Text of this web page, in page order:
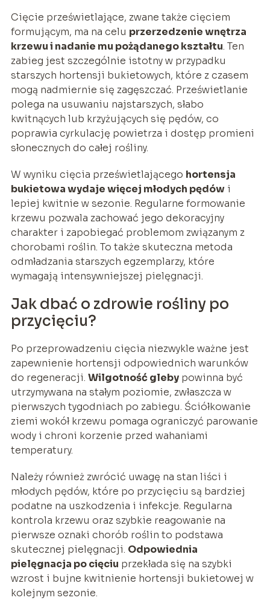
Cięcie prześwietlające, zwane także cięciem
formującym, ma na celu przerzedzenie wnętrza
krzewu i nadanie mu pożądanego kształtu. Ten
zabieg jest szczególnie istotny w przypadku
starszych hortensji bukietowych, które z czasem
mogą nadmiernie się zagęszczać. Prześwietlanie
polega na usuwaniu najstarszych, słabo
kwitnących lub krzyżujących się pędów, co
poprawia cyrkulację powietrza i dostęp promieni
słonecznych do całej rośliny.
W wyniku cięcia prześwietlającego hortensja
bukietowa wydaje więcej młodych pędówi
lepiej kwitnie w sezonie. Regularne formowanie
krzewu pozwala zachować jego dekoracyjny
charakter i zapobiegać problemom związanym z
chorobami roślin. To także skuteczna metoda
odmładzania starszych egzemplarzy, które
wymagają intensywniejszej pielęgnacji.
Jak dbać o zdrowie rośliny po
przycięciu?
Po przeprowadzeniu cięcia niezwykle ważne jest
zapewnienie hortensji odpowiednich warunków
do regeneracji. Wilgotność glebypowinna być
utrzymywana na stałym poziomie, zwłaszcza w
pierwszych tygodniach po zabiegu. Ściółkowanie
ziemi wokół krzewu pomaga ograniczyć parowanie
wody i chroni korzenie przed wahaniami
temperatury.
Należy również zwrócić uwagę na stan liści i
młodych pędów, które po przycięciu są bardziej
podatne na uszkodzenia i infekcje. Regularna
kontrola krzewu oraz szybkie reagowanie na
pierwsze oznaki chorób roślin to podstawa
skutecznej pielęgnacji. Odpowiednia
pielęgnacja po cięciu przekłada się na szybki
wzrost i bujne kwitnienie hortensji bukietowej w
kolejnym sezonie.